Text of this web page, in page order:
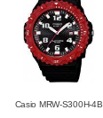
Casio MRW-S300H-4B